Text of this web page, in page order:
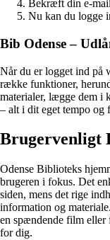
Bekræft din e-
Nu kan du logge
Bib Odense –
Når du er logget ind på
række funktioner,
materialer, lægge dem i
– alt i dit eget tempo og
Brugervenligt
Odense Biblioteks
brugeren i fokus. Det
siden, mens det rige
information og
en spændende film eller
for dig.